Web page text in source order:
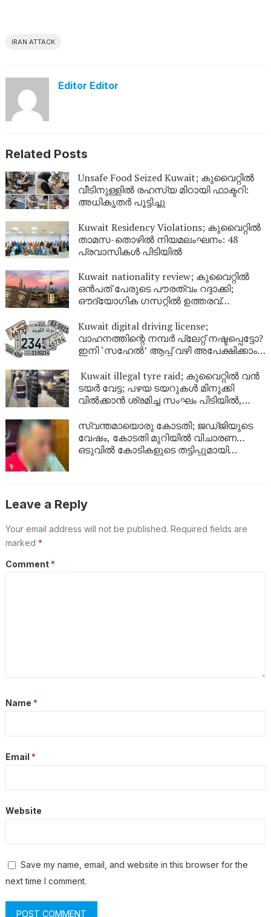
IRAN ATTACK
Editor Editor
Related Posts
Unsafe Food Seized Kuwait; കുവൈറ്റിൽ
വീടിനുള്ളിൽ രഹസ്യ മിഠായി ഫാക്ടറി:
അധികൃതർ പൂട്ടിച്ചു
Kuwait Residency Violations; കുവൈറ്റിൽ
താമസ-തൊഴിൽ നിയമലംഘനം: 48
പ്രവാസികൾ പിടിയിൽ
Kuwait nationality review; കുവൈറ്റിൽ
ഒൻപത് പേരുടെ പൗരത്വം റദ്ദാക്കി;
ഔദ്യോഗിക ഗസറ്റിൽ ഉത്തരവ്
Kuwait digital driving license;
വാഹനത്തിന്റെ നമ്പര്‍ പ്ലേറ്റ് നഷ്ടപ്പെട്ടോ?
ഇനി ‘സഹേൽ’ ആപ്പ് വഴി അപേക്ഷിക്കാം;
ഉടൻ
Kuwait illegal tyre raid; കുവൈറ്റിൽ വൻ
ടയർ വേട്ട; പഴയ ടയറുകൾ മിനുക്കി
വിൽക്കാൻ ശ്രമിച്ച സംഘം പിടിയിൽ,
ടയറുകൾ
സ്വന്തമായൊരു കോടതി; ജഡ്ജിയുടെ
വേഷം, കോടതി മുറിയിൽ വിചാരണ…
ഒടുവിൽ കോടികളുടെ തട്ടിപ്പുമായി
Leave a Reply
Your email address will not be published. Required fields are
marked *
Comment *
Name *
Email *
Website
Save my name, email, and website in this browser for the
next time I comment.